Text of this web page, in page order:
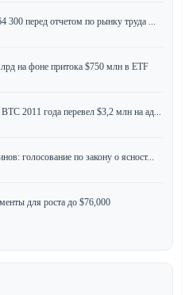
300 перед отчетом по рынку труда ...
на фоне притока $750 млн в ETF
2011 года перевел $3,2 млн на ад...
голосование по закону о ясност...
для роста до $76,000